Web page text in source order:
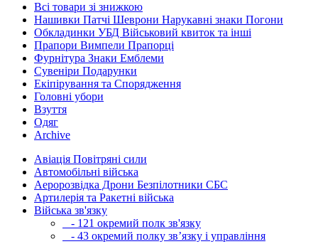
Всі товари зі знижкою
Нашивки Патчі Шеврони Нарукавні знаки Погони
Обкладинки УБД Військовий квиток та інші
Прапори Вимпели Прапорці
Фурнітура Знаки Емблеми
Сувеніри Подарунки
Екіпірування та Спорядження
Головні убори
Взуття
Одяг
Archive
Авіація Повітряні сили
Автомобільні війська
Аеророзвідка Дрони Безпілотники СБС
Артилерія та Ракетні війська
Війська зв'язку
- 121 окремий полк зв'язку
- 43 окремий полку зв’язку і управління